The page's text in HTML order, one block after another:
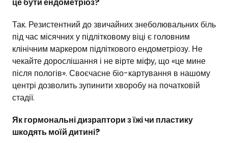
Так. Резистентний до звичайних знеболювальних біль
під час місячних у підлітковому віці є головним
клінічним маркером підліткового ендометріозу. Не
чекайте дорослішання і не вірте міфу, що «це мине
після пологів». Своєчасне біо-картування в нашому
центрі дозволить зупинити хворобу на початковій
стадії.
Як гормональні дизраптори з їжі чи пластику
шкодять моїй дитині?